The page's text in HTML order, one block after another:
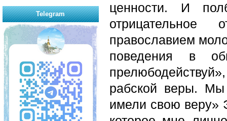
ценности. И
православием
поведения в
рабской веры.
имели свою веру»
Telegram